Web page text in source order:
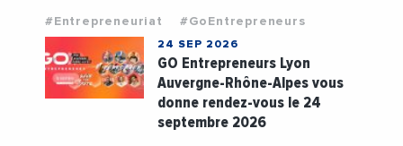
#Entrepreneuriat #GoEntrepreneurs
24 SEP 2026
GO Entrepreneurs Lyon
Auvergne-Rhône-Alpes vous
donne rendez-vous le 24
septembre 2026